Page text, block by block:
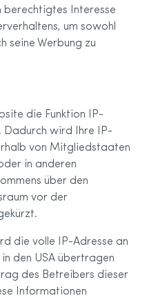
Interesse
um sowohl
seine Werbung zu
die Funktion IP-
Dadurch wird Ihre IP-
von Mitgliedstaaten
in anderen
über den
vor der
die volle IP-Adresse an
den USA übertragen
des Betreibers dieser
Informationen